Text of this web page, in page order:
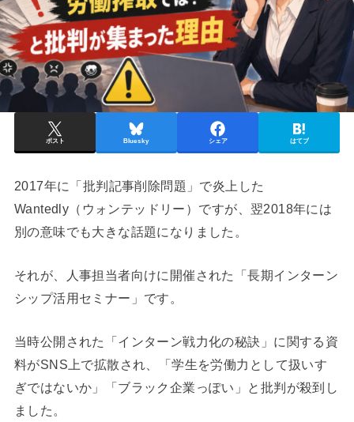
ポスト Bluesky シェア はてブ
2017年に「批判記事削除問題」で炎上した
Wantedly（ウォンテッドリー）ですが、翌2018年には
別の意味でも大きな話題になりました。
それが、人事担当者向けに開催された「長期インターン
シップ活用セミナー」です。
当時公開された「インターン戦力化の秘訣」に関する資
料がSNS上で拡散され、「学生を労働力として扱いす
ぎではないか」「ブラック企業っぽい」と批判が殺到し
ました。